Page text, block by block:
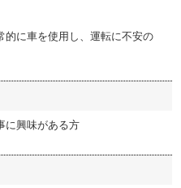
的に車を使用し、運転に不安の
に興味がある方